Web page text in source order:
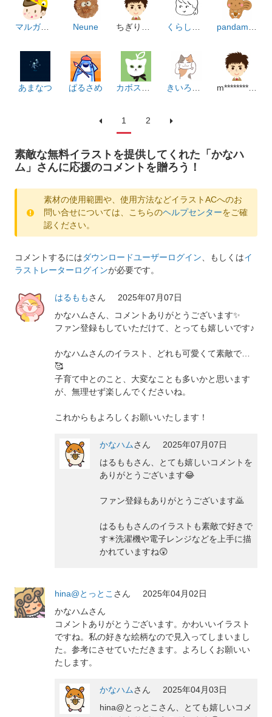
マルガーリィ Neune
あまなつ ぱるさめ m************************m
1 2
素敵な無料イラストを提供してくれた「かなハ
ム」さんに応援のコメントを贈ろう！
素材の使用範囲や、使用方法などイラストACへのお
問い合せについては、こちらのヘルプセンターをご確
認ください。
コメントするにはダウンロードユーザーログイン、もしくはイ
ラストレーターログインが必要です。
はるももさん
2025年07月07日
かなハムさん、コメントありがとうございます✨
ファン登録もしていただけて、とっても嬉しいです♪
かなハムさんのイラスト、どれも可愛くて素敵で…
🥰
子育て中とのこと、大変なことも多いかと思います
が、無理せず楽しんでくださいね。
これからもよろしくお願いいたします！
かなハムさん
2025年07月07日
はるももさん、とても嬉しいコメントを
ありがとうございます😂
ファン登録もありがとうございます🙇
はるももさんのイラストも素敵で好きで
す✴️洗濯機や電子レンジなどを上手に描
かれていますね😲
hina@とっとこ さん
2025年04月02日
かなハムさん
コメントありがとうございます。かわいいイラスト
ですね。私の好きな絵柄なので見入ってしまいまし
た。参考にさせていただきます。よろしくお願いい
たします。
かなハムさん
2025年04月03日
hina@とっとこさん、とても嬉しいコメ